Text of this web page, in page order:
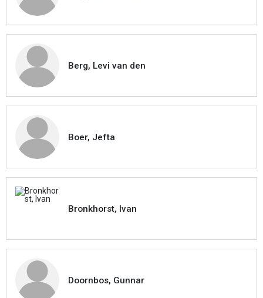
Berg, Levi van den
Boer, Jefta
Bronkhorst, Ivan
Doornbos, Gunnar